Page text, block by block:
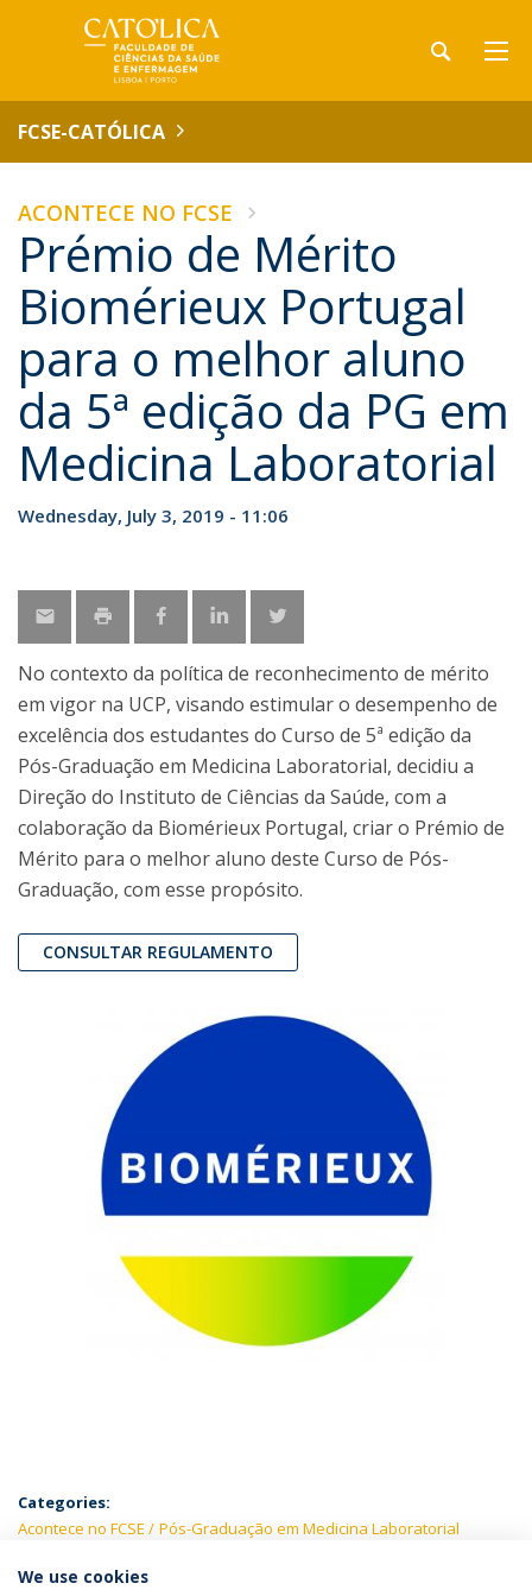
FCSE-CATÓLICA
ACONTECE NO FCSE
Prémio de Mérito
Biomérieux Portugal
para o melhor aluno
da 5ª edição da PG em
Medicina Laboratorial
Wednesday, July 3, 2019 - 11:06
No contexto da política de reconhecimento de mérito
em vigor na UCP, visando estimular o desempenho de
excelência dos estudantes do Curso de 5ª edição da
Pós-Graduação em Medicina Laboratorial, decidiu a
Direção do Instituto de Ciências da Saúde, com a
colaboração da Biomérieux Portugal, criar o Prémio de
Mérito para o melhor aluno deste Curso de Pós-
Graduação, com esse propósito.
CONSULTAR REGULAMENTO
Categories:
Acontece no FCSE
Pós-Graduação em Medicina Laboratorial
We use cookies